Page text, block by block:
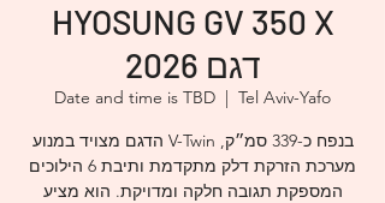
HYOSUNG GV 350 X
דגם 2026
Date and time is TBD
  |
Tel Aviv-Yafo
הדגם מצויד במנוע V-Twin בנפח כ-339 סמ״ק,
מערכת הזרקת דלק מתקדמת ותיבת 6 הילוכים
המספקת תגובה חלקה ומדויקת. הוא מציע